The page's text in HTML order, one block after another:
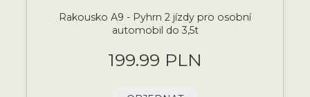
Rakousko A9 - Pyhrn 2 jízdy pro osobní
automobil do 3,5t
199.99 PLN